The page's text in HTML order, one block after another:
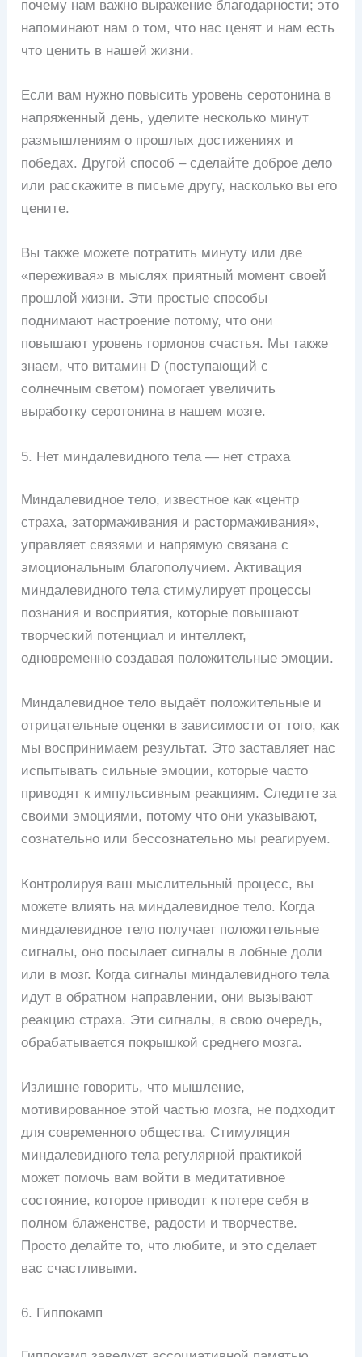
почему нам важно выражение благодарности; это
напоминают нам о том, что нас ценят и нам есть
что ценить в нашей жизни.
Если вам нужно повысить уровень серотонина в
напряженный день, уделите несколько минут
размышлениям о прошлых достижениях и
победах. Другой способ – сделайте доброе дело
или расскажите в письме другу, насколько вы его
цените.
Вы также можете потратить минуту или две
«переживая» в мыслях приятный момент своей
прошлой жизни. Эти простые способы
поднимают настроение потому, что они
повышают уровень гормонов счастья. Мы также
знаем, что витамин D (поступающий с
солнечным светом) помогает увеличить
выработку серотонина в нашем мозге.
5. Нет миндалевидного тела — нет страха
Миндалевидное тело, известное как «центр
страха, затормаживания и растормаживания»,
управляет связями и напрямую связана с
эмоциональным благополучием. Активация
миндалевидного тела стимулирует процессы
познания и восприятия, которые повышают
творческий потенциал и интеллект,
одновременно создавая положительные эмоции.
Миндалевидное тело выдаёт положительные и
отрицательные оценки в зависимости от того, как
мы воспринимаем результат. Это заставляет нас
испытывать сильные эмоции, которые часто
приводят к импульсивным реакциям. Следите за
своими эмоциями, потому что они указывают,
сознательно или бессознательно мы реагируем.
Контролируя ваш мыслительный процесс, вы
можете влиять на миндалевидное тело. Когда
миндалевидное тело получает положительные
сигналы, оно посылает сигналы в лобные доли
или в мозг. Когда сигналы миндалевидного тела
идут в обратном направлении, они вызывают
реакцию страха. Эти сигналы, в свою очередь,
обрабатывается покрышкой среднего мозга.
Излишне говорить, что мышление,
мотивированное этой частью мозга, не подходит
для современного общества. Стимуляция
миндалевидного тела регулярной практикой
может помочь вам войти в медитативное
состояние, которое приводит к потере себя в
полном блаженстве, радости и творчестве.
Просто делайте то, что любите, и это сделает
вас счастливыми.
6. Гиппокамп